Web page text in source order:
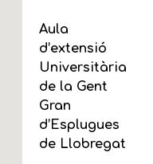
Aula
d’extensió
Universitària
de la Gent
Gran
d’Esplugues
de Llobregat